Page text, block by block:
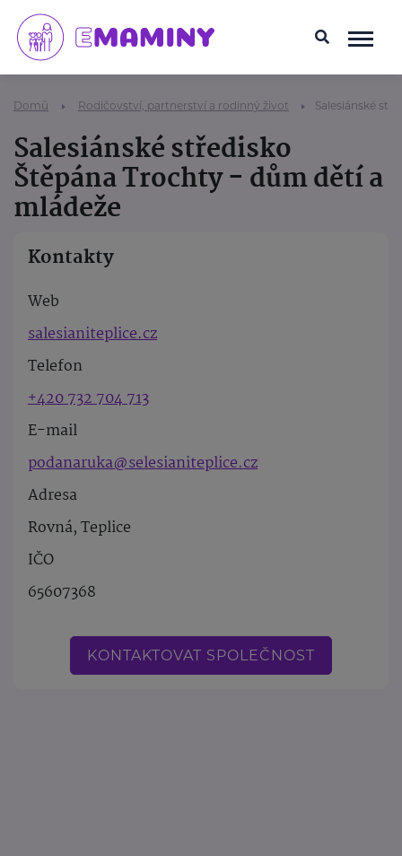
Domů Rodičovství, partnerství a rodinný život Salesiánské
Salesiánské středisko
Štěpána Trochty - dům dětí a
mládeže
Kontakty
Web
salesianiteplice.cz
Telefon
+420 732 704 713
E-mail
podanaruka@selesianiteplice.cz
Adresa
Rovná, Teplice
IČO
65607368
KONTAKTOVAT SPOLEČNOST